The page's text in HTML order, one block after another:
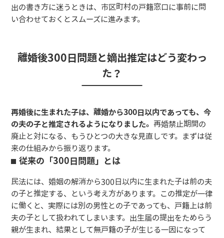
出の書き方に迷うときは、市区町村の戸籍窓口に事前に問
い合わせておくとスムーズに進みます。
離婚後300日問題と嫡出推定はどう変わっ
た？
再婚後に生まれた子は、離婚から300日以内であっても、今
の夫の子と推定されるようになりました。再婚禁止期間の
廃止と対になる、もうひとつの大きな見直しです。まずは従
来の仕組みから振り返ります。
従来の「300日問題」とは
民法には、婚姻の解消から300日以内に生まれた子は前の夫
の子と推定する、という考え方があります。この推定が一律
に働くと、実際には別の男性との子であっても、戸籍上は前
夫の子として扱われてしまいます。出生届の提出をためらう
親が生まれ、結果として無戸籍の子が生じる一因になって